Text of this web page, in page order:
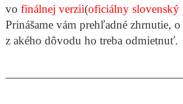
vo finálnej verzii(oficiálny slovenský
Prinášame vám prehľadné zhrnutie,
z akého dôvodu ho treba odmietnuť.